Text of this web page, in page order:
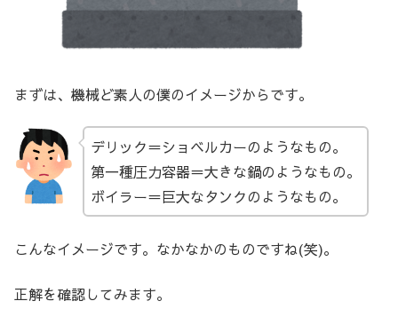
まずは、機械ど素人の僕のイメージからです。
デリック＝ショベルカーのようなもの。
第一種圧力容器＝大きな鍋のようなもの。
ボイラー＝巨大なタンクのようなもの。
こんなイメージです。なかなかのものですね(笑)。
正解を確認してみます。